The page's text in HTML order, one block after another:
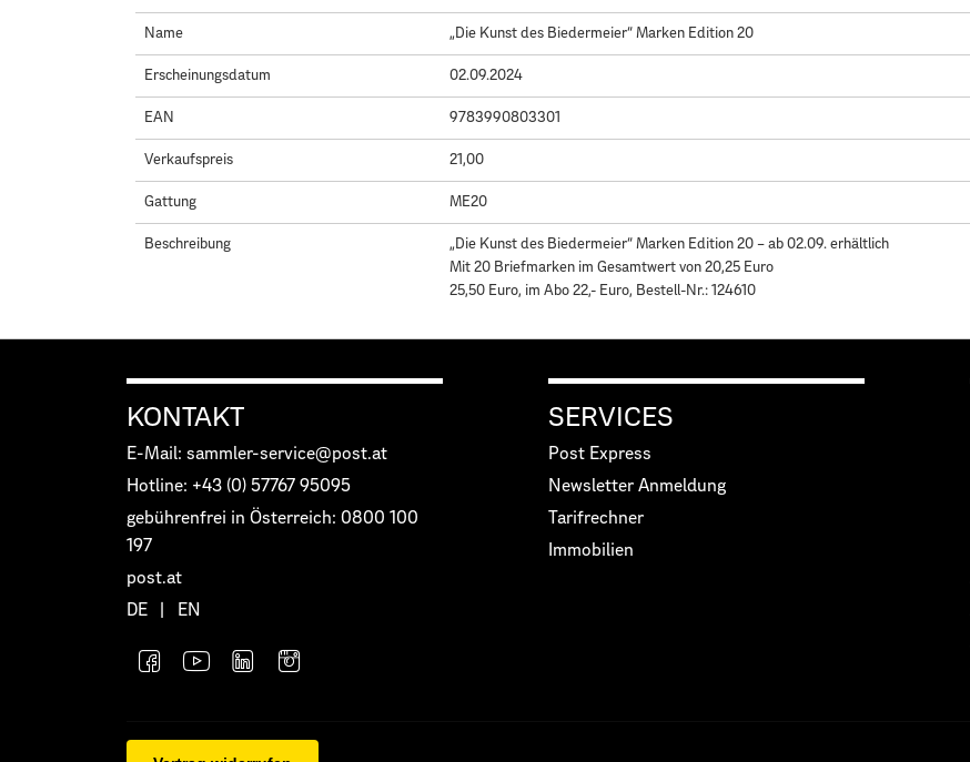
Name „Die Kunst des Biedermeier“ Marken Edition 20
Erscheinungsdatum 02.09.2024
EAN 9783990803301
Verkaufspreis 21,00
Gattung ME20
Beschreibung
„Die Kunst des Biedermeier“ Marken Edition 20 – ab 02.09. erhältlich
Mit 20 Briefmarken im Gesamtwert von 20,25 Euro
25,50 Euro, im Abo 22,- Euro, Bestell-Nr.: 124610
KONTAKT
E-Mail: sammler-service@post.at
Hotline: +43 (0) 57767 95095
gebührenfrei in Österreich: 0800 100
197
post.at
DE
EN
SERVICES
Post Express
Newsletter Anmeldung
Tarifrechner
Immobilien